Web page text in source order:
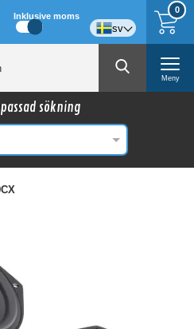
0
Inklusive moms
sv
Meny
sökning
produkter kan intressera
dig?